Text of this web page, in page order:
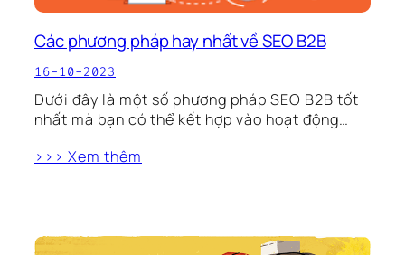
Các phương pháp hay nhất về SEO B2B
16-10-2023
Dưới đây là một số phương pháp SEO B2B tốt
nhất mà bạn có thể kết hợp vào hoạt động…
>>> Xem thêm